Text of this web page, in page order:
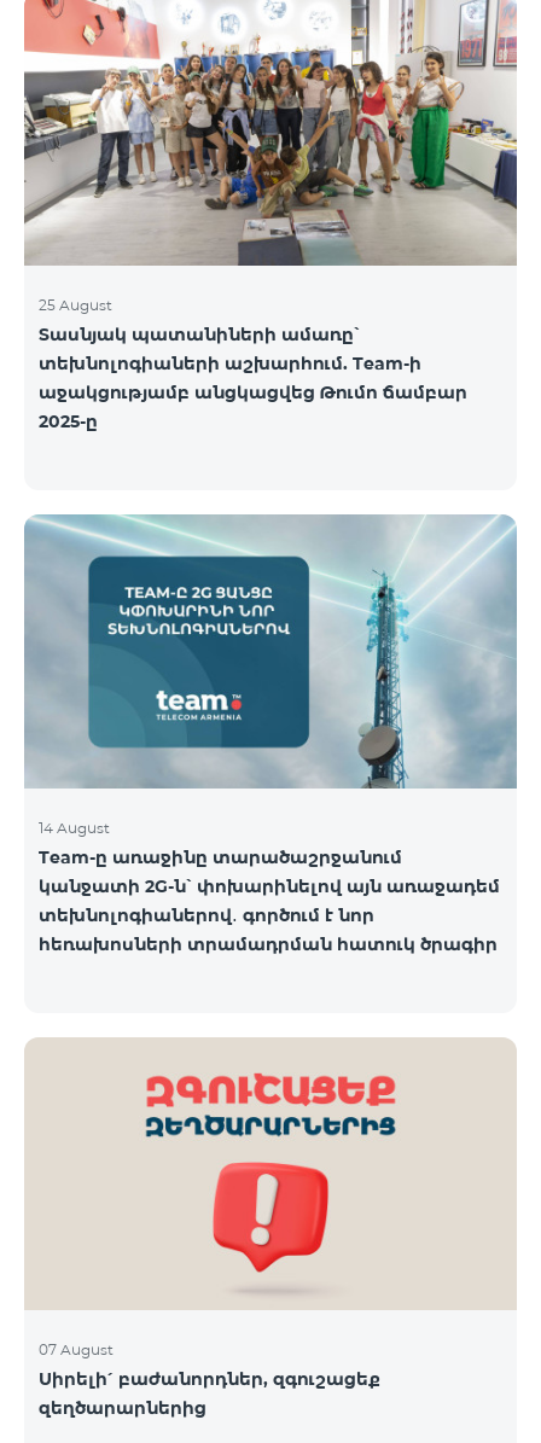
25 August
Տասնյակ պատանիների ամառը՝
տեխնոլոգիաների աշխարհում. Team-ի
աջակցությամբ անցկացվեց Թումո ճամբար
2025-ը
14 August
Team-ը առաջինը տարածաշրջանում
կանջատի 2G-ն՝ փոխարինելով այն առաջադեմ
տեխնոլոգիաներով․ գործում է նոր
հեռախոսների տրամադրման հատուկ ծրագիր
07 August
Սիրելի՛ բաժանորդներ, զգուշացեք
զեղծարարներից